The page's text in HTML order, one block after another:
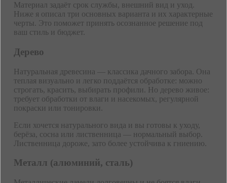
Материал задаёт срок службы, внешний вид и уход.
Ниже я описал три основных варианта и их характерные
черты. Это поможет принять осознанное решение под
ваш стиль и бюджет.
Дерево
Натуральная древесина — классика дачного забора. Она
теплая визуально и легко поддаётся обработке: можно
строгать, красить, выбирать профили. Но дерево живое:
требует обработки от влаги и насекомых, регулярной
покраски или тонировки.
Если хочется натурального вида и вы готовы к уходу,
берёза, сосна или лиственница — нормальный выбор.
Лиственница дороже, зато более устойчива к гниению.
Металл (алюминий, сталь)